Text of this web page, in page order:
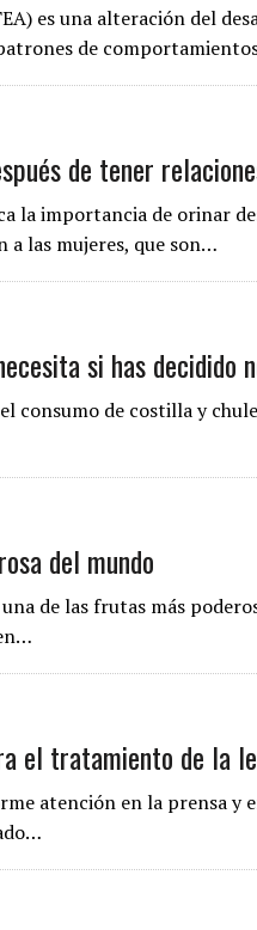
es una alteración del
de
de tener
la importancia de orinar
las mujeres, que son…
si has decidido
consumo de costilla y
del mundo
de las frutas más
el tratamiento de la
atención en la prensa y